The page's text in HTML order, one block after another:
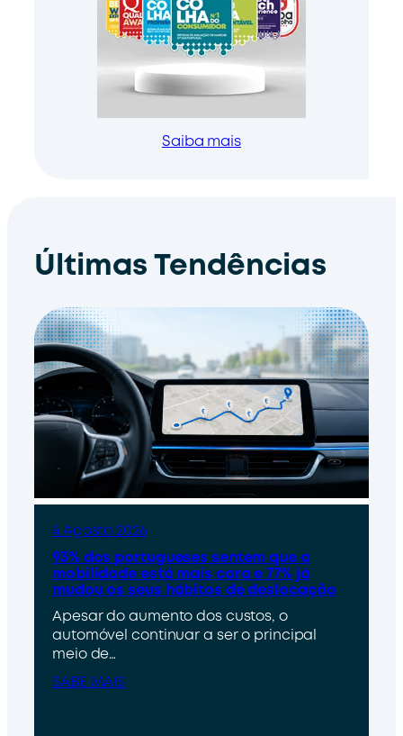
Saiba mais
Últimas Tendências
4 Agosto 2026
93% dos portugueses sentem que a
mobilidade está mais cara e 77% já
mudou os seus hábitos de deslocação
Apesar do aumento dos custos, o
automóvel continuar a ser o principal
meio de…
SABE MAIS